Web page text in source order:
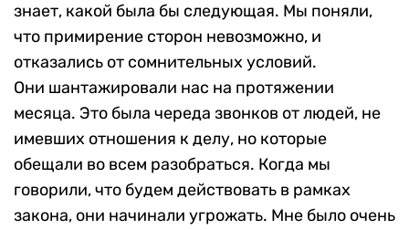
знает, какой была бы следующая. Мы поняли,
что примирение сторон невозможно, и
отказались от сомнительных условий.
Они шантажировали нас на протяжении
месяца. Это была череда звонков от людей, не
имевших отношения к делу, но которые
обещали во всем разобраться. Когда мы
говорили, что будем действовать в рамках
закона, они начинали угрожать. Мне было очень